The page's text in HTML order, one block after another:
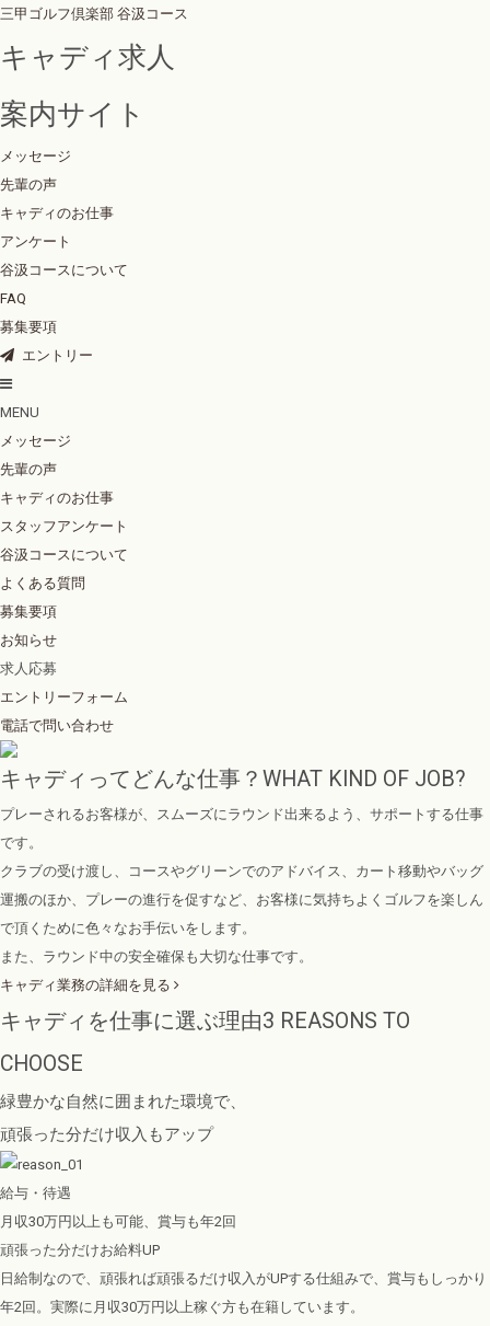
三甲ゴルフ倶楽部 谷汲コース
キャディ求人
案内サイト
メッセージ
先輩の声
キャディのお仕事
アンケート
谷汲コースについて
FAQ
募集要項
エントリー
MENU
メッセージ
先輩の声
キャディのお仕事
スタッフアンケート
谷汲コースについて
よくある質問
募集要項
お知らせ
求人応募
エントリーフォーム
電話で問い合わせ
キャディってどんな仕事？ WHAT KIND OF JOB?
プレーされるお客様が、スムーズにラウンド出来るよう、サポートする仕事
です。
クラブの受け渡し、コースやグリーンでのアドバイス、カート移動やバッグ
運搬のほか、プレーの進行を促すなど、お客様に気持ちよくゴルフを楽しん
で頂くために色々なお手伝いをします。
また、ラウンド中の安全確保も大切な仕事です。
キャディ業務の詳細を見る
キャディを仕事に選ぶ理由3 REASONS TO
CHOOSE
緑豊かな自然に囲まれた環境で、
頑張った分だけ収入もアップ
給与・待遇
月収30万円以上も可能、賞与も年2回
頑張った分だけお給料UP
日給制なので、頑張れば頑張るだけ収入がUPする仕組みで、賞与もしっかり
年2回。実際に月収30万円以上稼ぐ方も在籍しています。